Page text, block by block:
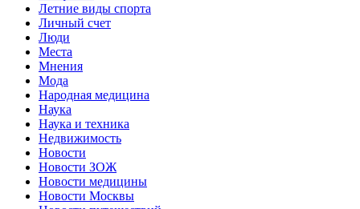
Летние виды спорта
Личный счет
Люди
Места
Мнения
Мода
Народная медицина
Наука
Наука и техника
Недвижимость
Новости
Новости ЗОЖ
Новости медицины
Новости Москвы